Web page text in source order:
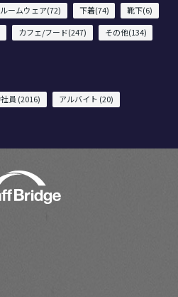
ルームウェア(72) 下着(74)
靴下(6)
カフェ/フード(247) その他(134)
員 (2016) アルバイト (20)